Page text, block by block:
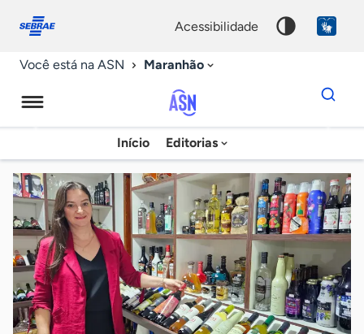
conosco
acessibilidade
Você está na ASN Maranhão
Agência
Sebrae
de
Notícias
Início Editorias
Dados
para
chave